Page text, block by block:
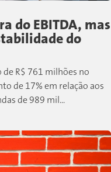
do EBITDA, mas
do
R$ 761 milhões no
de 17% em relação aos
de 989 mil...